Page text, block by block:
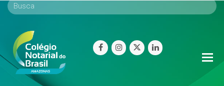
facebookinstagram
twitterlinkedin